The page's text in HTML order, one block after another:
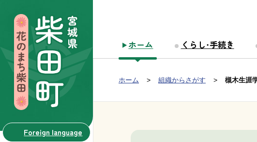
Foreign language
Group NAV
ホーム くらし・手続き
現在位置：
ホーム 組織からさがす 槻木生涯